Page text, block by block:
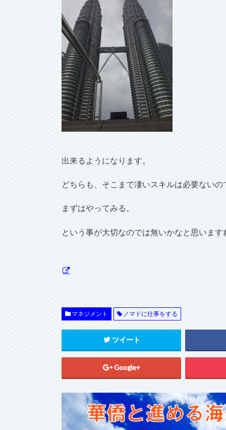
出来るようになります。
どちらも、そこまで凄いスキルは必要ないの
まずはやってみる。
という事が大切なのでは無いかなと思います
マネジメント ノマドに仕事をする
ツイート
Google+